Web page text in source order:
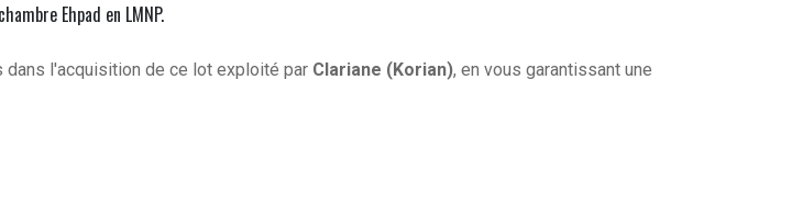
Ehpad en LMNP.
dans l'acquisition de ce lot exploité par Clariane (Korian), en vous garantissant une